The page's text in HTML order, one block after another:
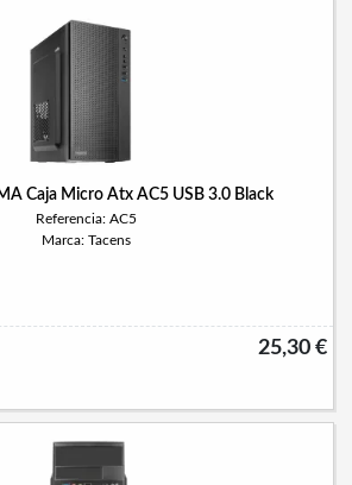
Caja Micro Atx AC5 USB 3.0 Black
Referencia: AC5
Marca: Tacens
25,30 €